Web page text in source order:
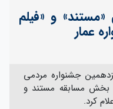
و «فیلم
عمار
جشنواره مردمی
بخش مسابقه مستند و
کرد.